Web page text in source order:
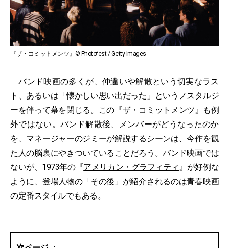
『ザ・コミットメンツ』© Photofest / Getty Images
バンド映画の多くが、仲違いや解散という切実なラス
ト、あるいは「懐かしい思い出だった」というノスタルジ
ーを伴って幕を閉じる。この『ザ・コミットメンツ』も例
外ではない。バンド解散後、メンバーがどうなったのか
を、マネージャーのジミーが解説するシーンは、今作を観
た人の脳裏にやきついていることだろう。バンド映画では
ないが、1973年の『アメリカン・グラフィティ 』が好例な
ように、登場人物の「その後」が紹介されるのは青春映画
の定番スタイルでもある。